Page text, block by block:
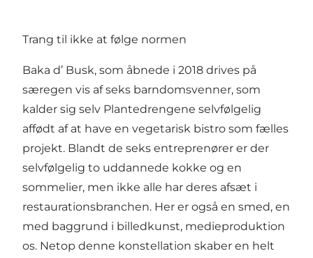
Trang til ikke at følge normen
Baka d’ Busk, som åbnede i 2018 drives på
særegen vis af seks barndomsvenner, som
kalder sig selv Plantedrengene selvfølgelig
affødt af at have en vegetarisk bistro som fælles
projekt. Blandt de seks entreprenører er der
selvfølgelig to uddannede kokke og en
sommelier, men ikke alle har deres afsæt i
restaurationsbranchen. Her er også en smed, en
med baggrund i billedkunst, medieproduktion
os. Netop denne konstellation skaber en helt